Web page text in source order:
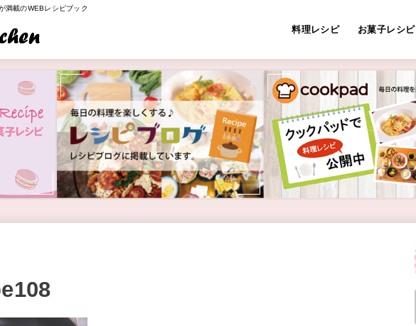
満載のWEBレシピブック
料理レシピ お菓子レシピ